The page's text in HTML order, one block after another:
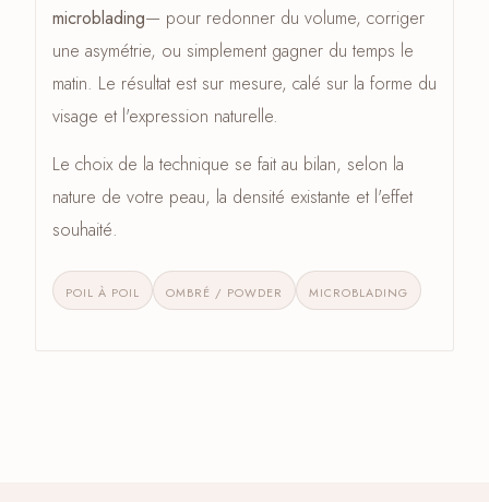
microblading— pour redonner du volume, corriger
une asymétrie, ou simplement gagner du temps le
matin. Le résultat est sur mesure, calé sur la forme du
visage et l'expression naturelle.
Le choix de la technique se fait au bilan, selon la
nature de votre peau, la densité existante et l'effet
souhaité.
POIL À POIL OMBRÉ / POWDER MICROBLADING